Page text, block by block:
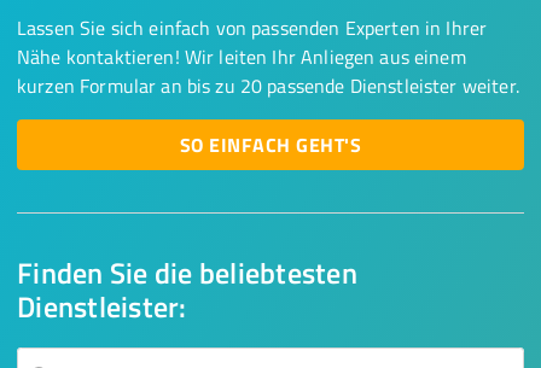
Finden Sie die beliebtesten
Dienstleister:
Lassen Sie sich einfach von passenden Experten in Ihrer
Nähe kontaktieren! Wir leiten Ihr Anliegen aus einem
kurzen Formular an bis zu 20 passende Dienstleister weiter.
SO EINFACH GEHT'S